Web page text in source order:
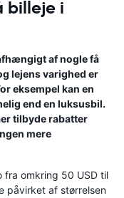
billeje i
af nogle få
lejens varighed er
eksempel kan en
end en luksusbil.
tilbyde rabatter
mere
fra omkring 50 USD til
påvirket af størrelsen